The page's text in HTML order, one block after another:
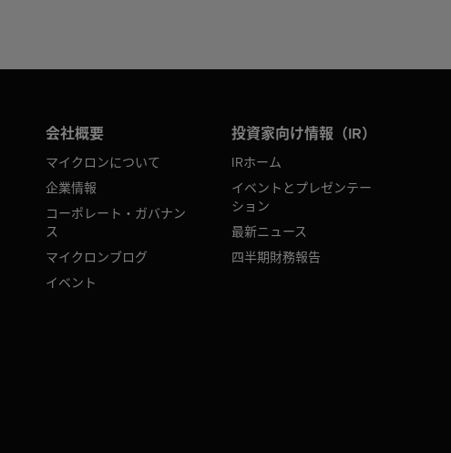
会社概要
マイクロンについて
企業情報
コーポレート・ガバナン
ス
マイクロンブログ
イベント
投資家向け情報（IR）
IRホーム
イベントとプレゼンテー
ション
最新ニュース
四半期財務報告